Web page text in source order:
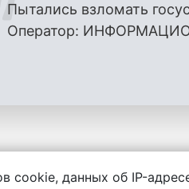
Пытались взломать
Оператор:
комментариев,
cookie, данных об IP-